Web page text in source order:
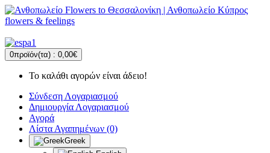
0προϊόν(τα) : 0,00€
Το καλάθι αγορών είναι άδειο!
Σύνδεση Λογαριασμού
Δημιουργία Λογαριασμού
Αγορά
Λίστα Αγαπημένων (0)
Greek